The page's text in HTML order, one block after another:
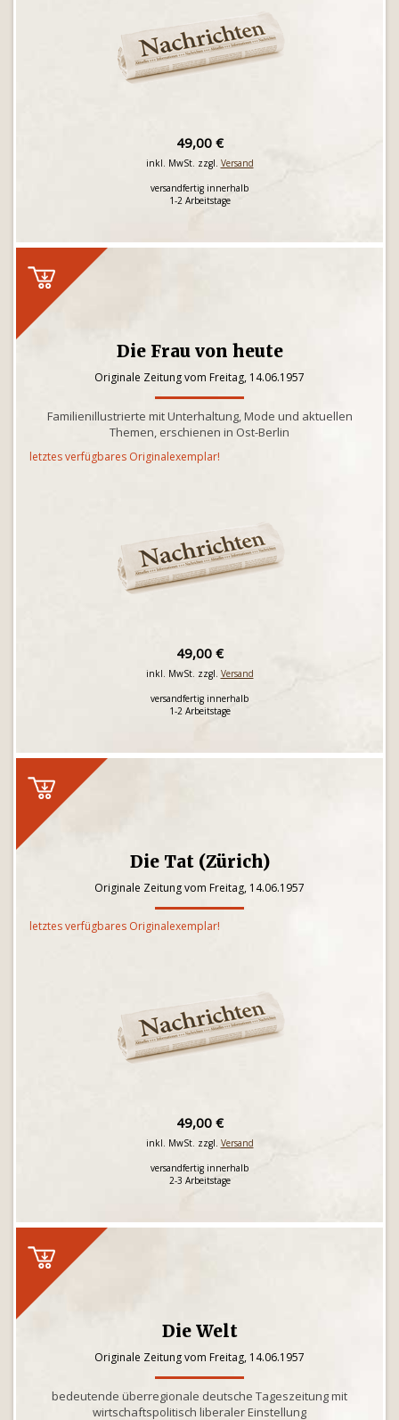
49,00 €
inkl. MwSt. zzgl. Versand
versandfertig innerhalb
1-2 Arbeitstage
Die Frau von heute
Originale Zeitung vom Freitag, 14.06.1957
Familienillustrierte mit Unterhaltung, Mode und aktuellen
Themen, erschienen in Ost-Berlin
letztes verfügbares Originalexemplar!
49,00 €
inkl. MwSt. zzgl. Versand
versandfertig innerhalb
1-2 Arbeitstage
Die Tat (Zürich)
Originale Zeitung vom Freitag, 14.06.1957
letztes verfügbares Originalexemplar!
49,00 €
inkl. MwSt. zzgl. Versand
versandfertig innerhalb
2-3 Arbeitstage
Die Welt
Originale Zeitung vom Freitag, 14.06.1957
bedeutende überregionale deutsche Tageszeitung mit
wirtschaftspolitisch liberaler Einstellung